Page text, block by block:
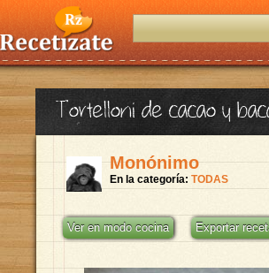
Tortelloni de cacao y
Monónimo
En la categoría: TODAS
Ver en modo cocina Exportar